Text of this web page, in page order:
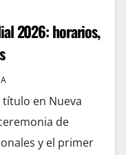
2026: horarios,
en Nueva
de
y el primer